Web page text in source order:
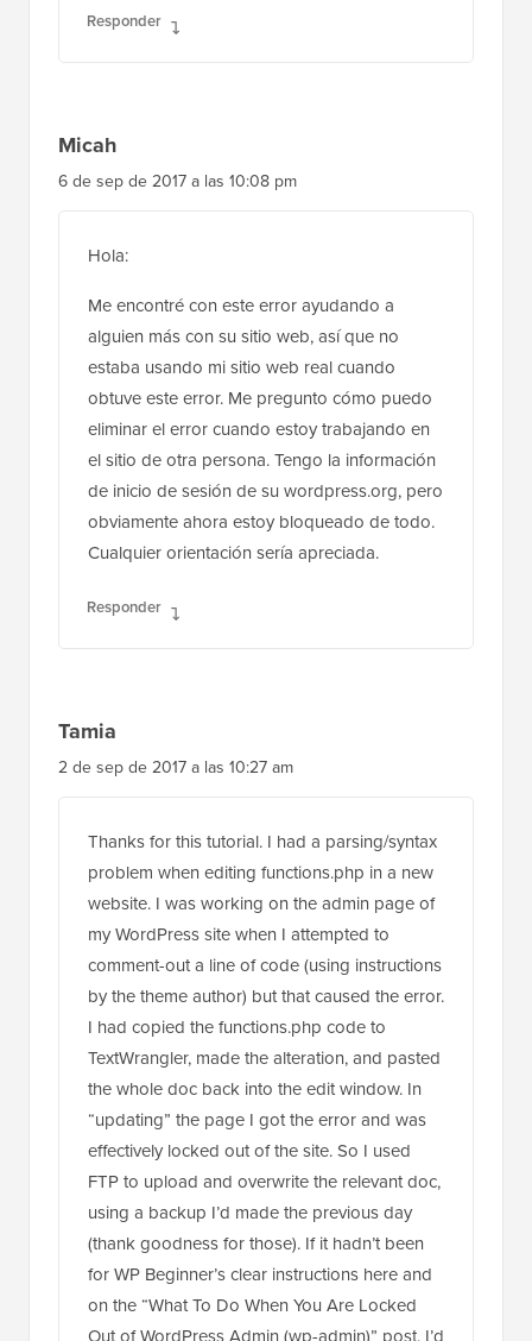
Responder
Micah
6 de sep de 2017 a las 10:08 pm
Hola:
Me encontré con este error ayudando a
alguien más con su sitio web, así que no
estaba usando mi sitio web real cuando
obtuve este error. Me pregunto cómo puedo
eliminar el error cuando estoy trabajando en
el sitio de otra persona. Tengo la información
de inicio de sesión de su wordpress.org, pero
obviamente ahora estoy bloqueado de todo.
Cualquier orientación sería apreciada.
Responder
Tamia
2 de sep de 2017 a las 10:27 am
Thanks for this tutorial. I had a parsing/syntax
problem when editing functions.php in a new
website. I was working on the admin page of
my WordPress site when I attempted to
comment-out a line of code (using instructions
by the theme author) but that caused the error.
I had copied the functions.php code to
TextWrangler, made the alteration, and pasted
the whole doc back into the edit window. In
“updating” the page I got the error and was
effectively locked out of the site. So I used
FTP to upload and overwrite the relevant doc,
using a backup I’d made the previous day
(thank goodness for those). If it hadn’t been
for WP Beginner’s clear instructions here and
on the “What To Do When You Are Locked